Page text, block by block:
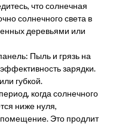
что солнечная
солнечного света в
деревьями или
Пыль и грязь на
зарядки.
губкой.
когда солнечного
ниже нуля,
Это продлит